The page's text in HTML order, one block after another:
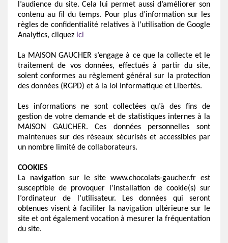
l’audience du site. Cela lui permet aussi d’améliorer son
contenu au fil du temps. Pour plus d’information sur les
règles de confidentialité relatives à l’utilisation de Google
Analytics, cliquez ici
La MAISON GAUCHER s’engage à ce que la collecte et le
traitement de vos données, effectués à partir du site,
soient conformes au règlement général sur la protection
des données (RGPD) et à la loi Informatique et Libertés.
Les informations ne sont collectées qu’à des fins de
gestion de votre demande et de statistiques internes à la
MAISON GAUCHER. Ces données personnelles sont
maintenues sur des réseaux sécurisés et accessibles par
un nombre limité de collaborateurs.
COOKIES
La navigation sur le sitewww.chocolats-gaucher.fr est
susceptible de provoquer l’installation de cookie(s) sur
l’ordinateur de l’utilisateur. Les données qui seront
obtenues visent à faciliter la navigation ultérieure sur le
site et ont également vocation à mesurer la fréquentation
du site.